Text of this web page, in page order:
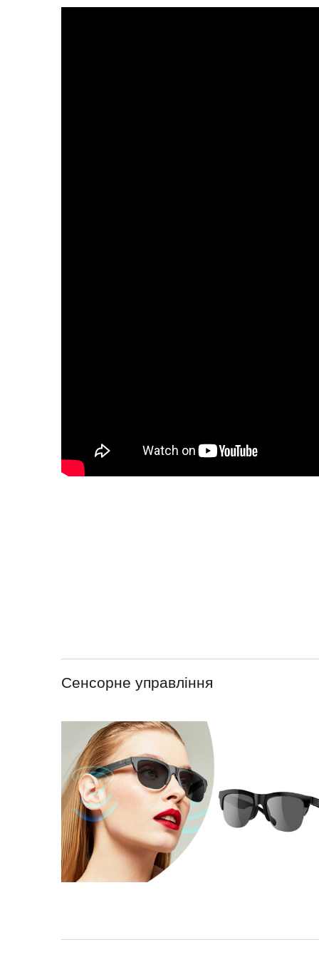
Сенсорне управління